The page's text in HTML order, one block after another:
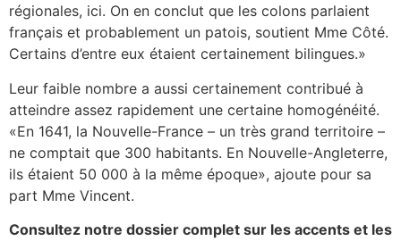
régionales, ici. On en conclut que les colons parlaient
français et probablement un patois, soutient Mme Côté.
Certains d’entre eux étaient certainement bilingues.»
Leur faible nombre a aussi certainement contribué à
atteindre assez rapidement une certaine homogénéité.
«En 1641, la Nouvelle-France – un très grand territoire –
ne comptait que 300 habitants. En Nouvelle-Angleterre,
ils étaient 50 000 à la même époque», ajoute pour sa
part Mme Vincent.
Consultez notre dossier complet sur les accents et les